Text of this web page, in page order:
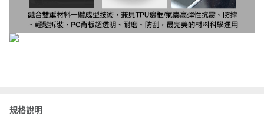
規格說明